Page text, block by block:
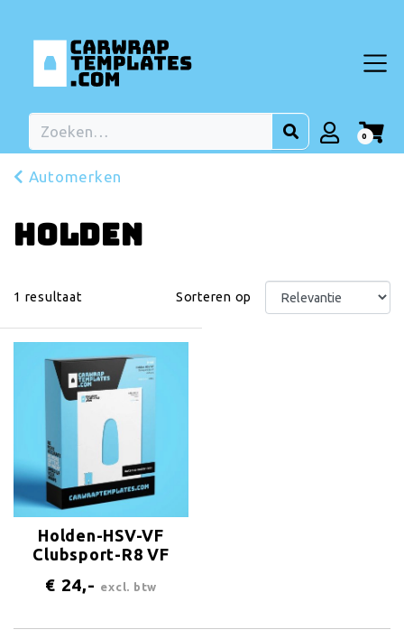
0
Automerken
Holden
1 resultaat Sorteren op
Holden-HSV-VF
Clubsport-R8 VF
Antenna-center-rear
€ 24,- excl. btw